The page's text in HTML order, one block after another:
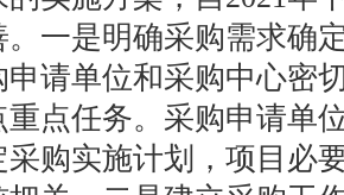
一是明确采购需求确
申请单位和采购中心密
点任务。采购申请单
采购实施计划，项目必